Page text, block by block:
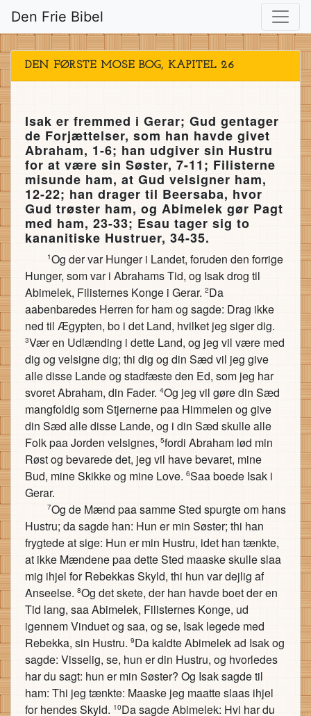
Den Frie Bibel
DEN FØRSTE MOSE BOG, KAPITEL 26
Isak er fremmed i Gerar; Gud gentager
de Forjættelser, som han havde givet
Abraham, 1-6; han udgiver sin Hustru
for at være sin Søster, 7-11; Filisterne
misunde ham, at Gud velsigner ham,
12-22; han drager til Beersaba, hvor
Gud trøster ham, og Abimelek gør Pagt
med ham, 23-33; Esau tager sig to
kananitiske Hustruer, 34-35.
1Og der var Hunger i Landet, foruden den forrige
Hunger, som var i Abrahams Tid, og Isak drog til
Abimelek, Filisternes Konge i Gerar. 2Da
aabenbaredes Herren for ham og sagde: Drag ikke
ned til Ægypten, bo i det Land, hvilket jeg siger dig.
3Vær en Udlænding i dette Land, og jeg vil være med
dig og velsigne dig; thi dig og din Sæd vil jeg give
alle disse Lande og stadfæste den Ed, som jeg har
svoret Abraham, din Fader. 4Og jeg vil gøre din Sæd
mangfoldig som Stjernerne paa Himmelen og give
din Sæd alle disse Lande, og i din Sæd skulle alle
Folk paa Jorden velsignes, 5fordi Abraham lød min
Røst og bevarede det, jeg vil have bevaret, mine
Bud, mine Skikke og mine Love. 6Saa boede Isak i
Gerar.
7Og de Mænd paa samme Sted spurgte om hans
Hustru; da sagde han: Hun er min Søster; thi han
frygtede at sige: Hun er min Hustru, idet han tænkte,
at ikke Mændene paa dette Sted maaske skulle slaa
mig ihjel for Rebekkas Skyld, thi hun var dejlig af
Anseelse. 8Og det skete, der han havde boet der en
Tid lang, saa Abimelek, Filisternes Konge, ud
igennem Vinduet og saa, og se, Isak legede med
Rebekka, sin Hustru. 9Da kaldte Abimelek ad Isak og
sagde: Visselig, se, hun er din Hustru, og hvorledes
har du sagt: hun er min Søster? Og Isak sagde til
ham: Thi jeg tænkte: Maaske jeg maatte slaas ihjel
for hendes Skyld. 10Da sagde Abimelek: Hvi har du